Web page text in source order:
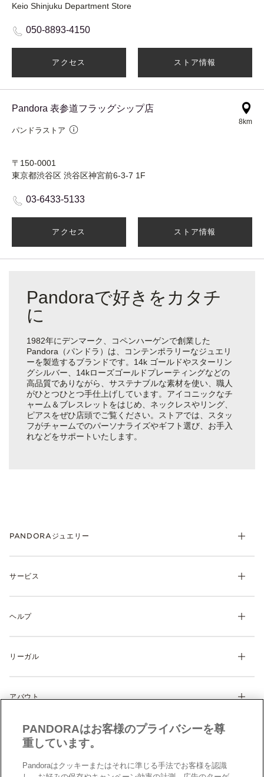
Keio Shinjuku Department Store
050-8893-4150
アクセス ストア情報
Pandora 表参道フラッグシップ店
パンドラストア
8km
〒150-0001
東京都渋谷区 渋谷区神宮前6-3-7 1F
03-6433-5133
アクセス ストア情報
Pandoraで好きをカタチ
に
1982年にデンマーク、コペンハーゲンで創業した
Pandora（パンドラ）は、コンテンポラリーなジュエリ
ーを製造するブランドです。14k ゴールドやスターリン
グシルバー、14kローズゴールドプレーティングなどの
高品質でありながら、サステナブルな素材を使い、職人
がひとつひとつ手仕上げしています。アイコニックなチ
ャーム＆ブレスレットをはじめ、ネックレスやリング、
ピアスをぜひ店頭でご覧ください。ストアでは、スタッ
フがチャームでのパーソナライズやギフト選び、お手入
れなどをサポートいたします。
PANDORAジュエリー
ブレスレット
リング
サービス
注文履歴
ウィッシュリスト
ヘルプ
配送について
返品・交換について
サイトマップ
お問い合わせ
リーガル
特定商取引に関する法律に基づく表示
クッキーポリシー
プライバシーポリシー
データ保護フォーム（英文）
アバウト
CSR
採用情報
PANDORAはお客様のプライバシーを尊
重しています。
Pandoraはクッキーまたはそれに準じる手法でお客様を認識